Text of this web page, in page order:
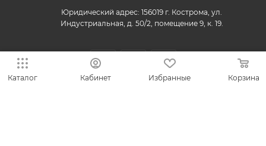
Юридический адрес: 156019 г. Кострома, ул.
Индустриальная, д. 50/2, помещение 9, к. 19.
Каталог Кабинет Избранные Корзина